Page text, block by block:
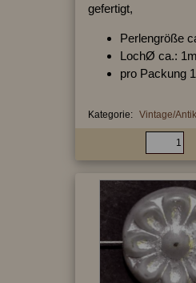
gefertigt,
Perlengröße
LochØ ca.:
pro Packung
Kategorie: Vintage/